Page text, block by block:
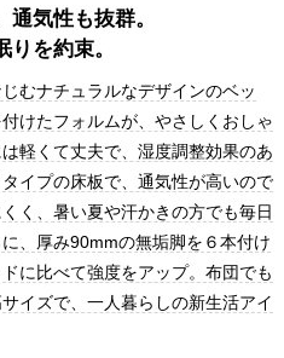
通気性も抜群。
りを約束。
むナチュラルなデザインのベッ
けたフォルムが、やさしくおしゃ
軽くて丈夫で、湿度調整効果のあ
イプの床板で、通気性が高いので
く、暑い夏や汗かきの方でも毎日
、厚み90mmの無垢脚を６本付け
に比べて強度をアップ。布団でも
イズで、一人暮らしの新生活アイ